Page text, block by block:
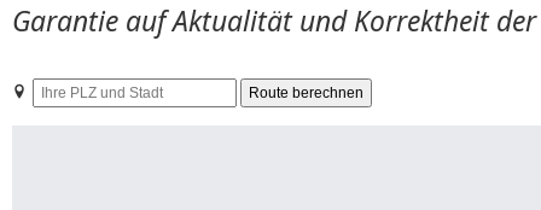
Garantie auf Aktualität und Korrektheit
Ihre
PLZ